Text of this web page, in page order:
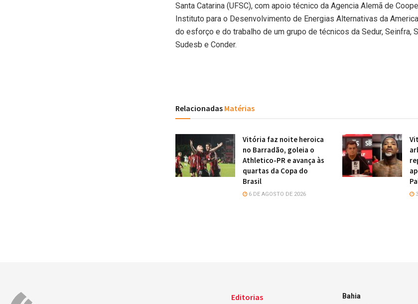
Santa Catarina (UFSC), com apoio técnico da Agencia Alemã de
Instituto para o Desenvolvimento de Energias Alternativas da
do esforço e do trabalho de um grupo de técnicos da Sedur, Seinfra,
Sudesb e Conder.
Relacionadas Matérias
Vitória faz noite heroica
no Barradão, goleia o
Athletico-PR e avança às
quartas da Copa do
Brasil
6 DE AGOSTO DE 2026
Editorias
Bahia